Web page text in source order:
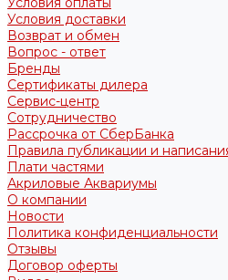
Условия доставки
Возврат и обмен
Вопрос - ответ
Бренды
Сертификаты дилера
Сервис-центр
Сотрудничество
Рассрочка от СберБанка
Правила публикации и
Плати частями
Акриловые Аквариумы
О компании
Новости
Политика конфиденциальности
Отзывы
Договор оферты